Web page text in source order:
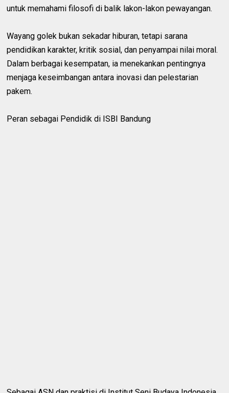
untuk memahami filosofi di balik lakon-lakon pewayangan.
Wayang golek bukan sekadar hiburan, tetapi sarana
pendidikan karakter, kritik sosial, dan penyampai nilai moral.
Dalam berbagai kesempatan, ia menekankan pentingnya
menjaga keseimbangan antara inovasi dan pelestarian
pakem.
Peran sebagai Pendidik di ISBI Bandung